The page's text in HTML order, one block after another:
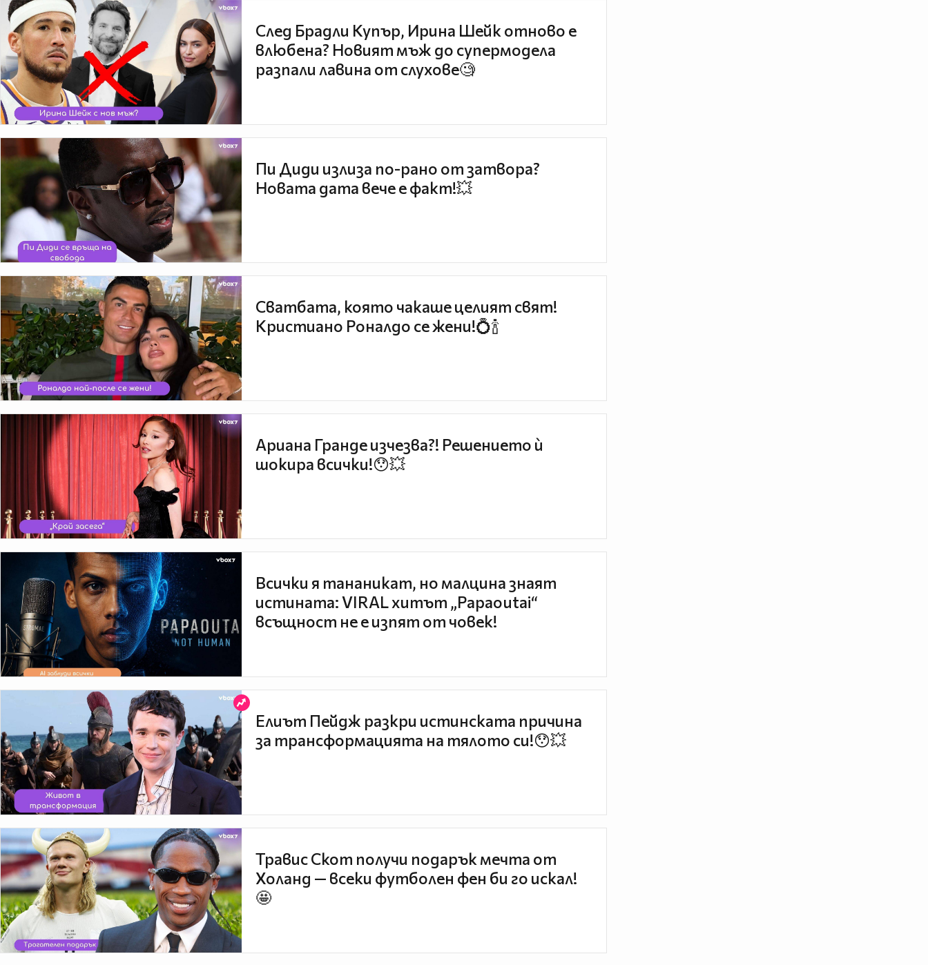
След Брадли Купър, Ирина Шейк отново е
влюбена? Новият мъж до супермодела
разпали лавина от слухове🧐
Пи Диди излиза по-рано от затвора?
Новата дата вече е факт!💥
Сватбата, която чакаше целият свят!
Кристиано Роналдо се жени!💍🍾
Ариана Гранде изчезва?! Решението ѝ
шокира всички!😯💥
Всички я тананикат, но малцина знаят
истината: VIRAL хитът „Papaoutai“
всъщност не е изпят от човек!
Елиът Пейдж разкри истинската причина
за трансформацията на тялото си!😯💥
Травис Скот получи подарък мечта от
Холанд — всеки футболен фен би го искал!
🤩